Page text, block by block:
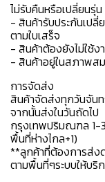
ไม่รับคืนหรือเปลี่ยนรุ่
- สินค้ารับประกันเปลี่
ตามใบเสร็จ
- สินค้าต้องยังไม่ใช้
- สินค้าอยู่ในสภาพ
การจัดส่ง
สินค้าจัดส่งทุกวันจันท
จากนั้นส่งในวันถัดไป
กรุงเทพปริมณฑล 1-
พื้นที่ห่างไกล+1)
**ลูกค้าที่ต้องการส่ง
ตามพื้นที่ๆระบบให้บริ